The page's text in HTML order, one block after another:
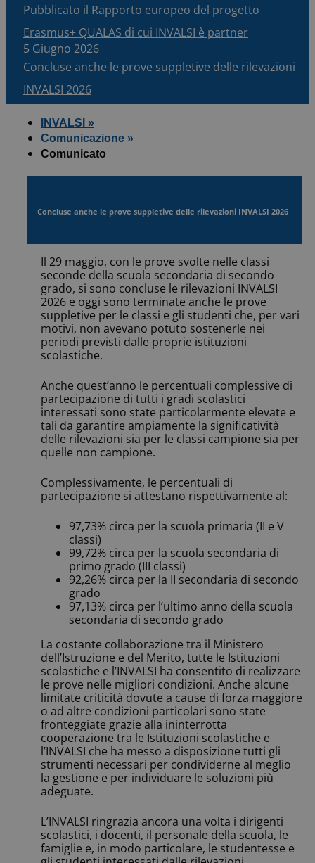
Pubblicato il Rapporto europeo del progetto
Erasmus+ QUALAS di cui INVALSI è partner
5 Giugno 2026
Concluse anche le prove suppletive delle rilevazioni
INVALSI 2026
INVALSI »
Comunicazione »
Comunicato
Concluse anche le prove suppletive delle rilevazioni INVALSI 2026
Il 29 maggio, con le prove svolte nelle classi
seconde della scuola secondaria di secondo
grado, si sono concluse le rilevazioni INVALSI
2026 e oggi sono terminate anche le prove
suppletive per le classi e gli studenti che, per vari
motivi, non avevano potuto sostenerle nei
periodi previsti dalle proprie istituzioni
scolastiche.
Anche quest’anno le percentuali complessive di
partecipazione di tutti i gradi scolastici
interessati sono state particolarmente elevate e
tali da garantire ampiamente la significatività
delle rilevazioni sia per le classi campione sia per
quelle non campione.
Complessivamente, le percentuali di
partecipazione si attestano rispettivamente al:
97,73% circa per la scuola primaria (II e V
classi)
99,72% circa per la scuola secondaria di
primo grado (III classi)
92,26% circa per la II secondaria di secondo
grado
97,13% circa per l’ultimo anno della scuola
secondaria di secondo grado
La costante collaborazione tra il Ministero
dell’Istruzione e del Merito, tutte le Istituzioni
scolastiche e l’INVALSI ha consentito di realizzare
le prove nelle migliori condizioni. Anche alcune
limitate criticità dovute a cause di forza maggiore
o ad altre condizioni particolari sono state
fronteggiate grazie alla ininterrotta
cooperazione tra le Istituzioni scolastiche e
l’INVALSI che ha messo a disposizione tutti gli
strumenti necessari per condividerne al meglio
la gestione e per individuare le soluzioni più
adeguate.
L’INVALSI ringrazia ancora una volta i dirigenti
scolastici, i docenti, il personale della scuola, le
famiglie e, in modo particolare, le studentesse e